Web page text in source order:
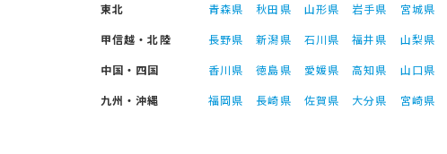
東北
青森県 秋田県 山形県 岩手県 宮城県
甲信越・北陸
長野県 新潟県 石川県 福井県 山梨県
中国・四国
香川県 徳島県 愛媛県 高知県 山口県
九州・沖縄
福岡県 長崎県 佐賀県 大分県 宮崎県